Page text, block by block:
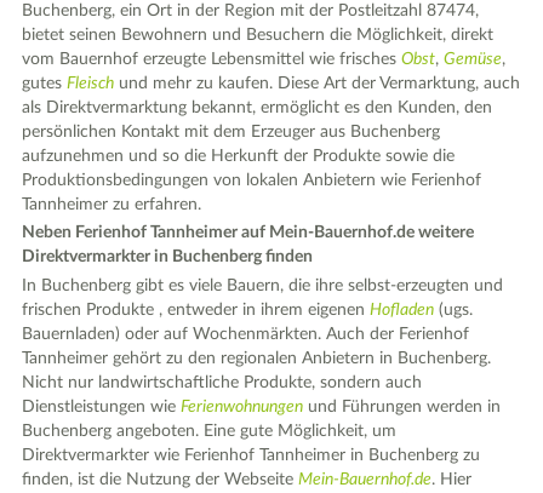
Buchenberg, ein Ort in der Region mit der Postleitzahl 87474,
bietet seinen Bewohnern und Besuchern die Möglichkeit, direkt
vom Bauernhof erzeugte Lebensmittel wie frischesObst,Gemüse,
gutesFleisch und mehr zu kaufen. Diese Art der Vermarktung, auch
als Direktvermarktung bekannt, ermöglicht es den Kunden, den
persönlichen Kontakt mit dem Erzeuger aus Buchenberg
aufzunehmen und so die Herkunft der Produkte sowie die
Produktionsbedingungen von lokalen Anbietern wie Ferienhof
Tannheimer zu erfahren.
Neben Ferienhof Tannheimer auf Mein-Bauernhof.de weitere
Direktvermarkter in Buchenberg finden
In Buchenberg gibt es viele Bauern, die ihre selbst-erzeugten und
frischen Produkte , entweder in ihrem eigenenHofladen (ugs.
Bauernladen) oder auf Wochenmärkten. Auch der Ferienhof
Tannheimer gehört zu den regionalen Anbietern in Buchenberg.
Nicht nur landwirtschaftliche Produkte, sondern auch
Dienstleistungen wieFerienwohnungen und Führungen werden in
Buchenberg angeboten. Eine gute Möglichkeit, um
Direktvermarkter wie Ferienhof Tannheimer in Buchenberg zu
finden, ist die Nutzung der WebseiteMein-Bauernhof.de. Hier